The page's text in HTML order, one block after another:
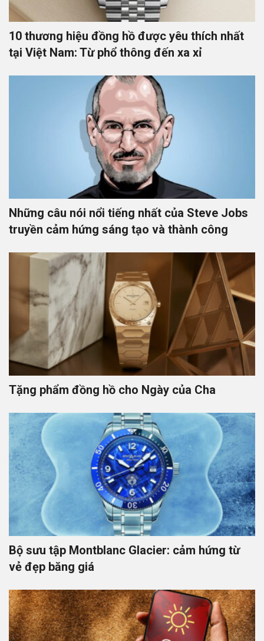
10 thương hiệu đồng hồ được yêu thích nhất
tại Việt Nam: Từ phổ thông đến xa xỉ
Những câu nói nổi tiếng nhất của Steve Jobs
truyền cảm hứng sáng tạo và thành công
Tặng phẩm đồng hồ cho Ngày của Cha
Bộ sưu tập Montblanc Glacier: cảm hứng từ
vẻ đẹp băng giá